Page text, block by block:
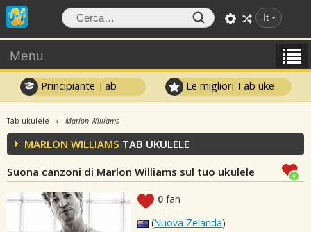
It
Menu
Principiante Tab Le migliori Tab uke
Tab ukulele Marlon Williams
MARLON WILLIAMS TAB UKULELE
Suona canzoni di Marlon Williams sul tuo ukulele
0 fan
(Nuova Zelanda)